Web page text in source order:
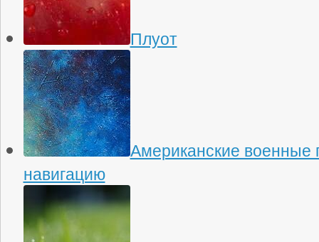
Плуот
Американские военные
навигацию